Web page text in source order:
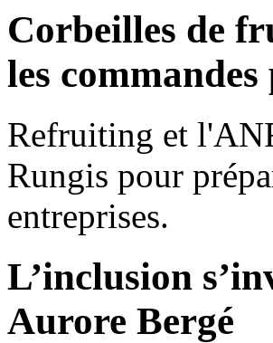
Corbeilles de
les
Refruiting et
Rungis pour
entreprises.
L’inclusion
Aurore Bergé